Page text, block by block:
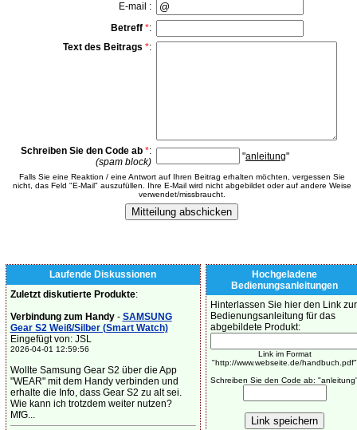
E-mail :
Betreff *:
Text des Beitrags *:
Schreiben Sie den Code ab *:
(spam block)
"anleitung"
Falls Sie eine Reaktion / eine Antwort auf Ihren Beitrag erhalten möchten, vergessen Sie
nicht, das Feld "E-Mail" auszufüllen. Ihre E-Mail wird nicht abgebildet oder auf andere Weise
verwendet/missbraucht.
Laufende Diskussionen
Zuletzt diskutierte Produkte:
Verbindung zum Handy- SAMSUNG
Gear S2 Weiß/Silber (Smart Watch)
Eingefügt von: JSL
2026-04-01 12:59:56
Wollte Samsung Gear S2 über die App
"WEAR" mit dem Handy verbinden und
erhalte die Info, dass Gear S2 zu alt sei.
Wie kann ich trotzdem weiter nutzen?
MfG...
Hochgeladene
Bedienungsanleitungen
Hinterlassen Sie hier den Link zur
Bedienungsanleitung für das
abgebildete Produkt:
Link im Format
"http://www.webseite.de/handbuch.pdf"
Schreiben Sie den Code ab: